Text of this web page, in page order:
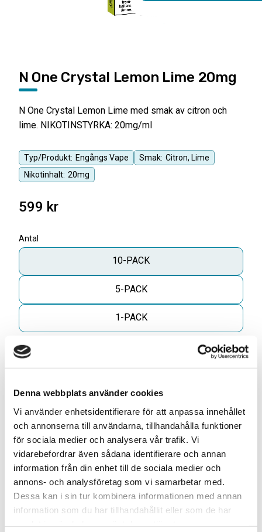
Denna webbplats använder cookies
Vi använder enhetsidentifierare för att anpassa innehållet
och annonserna till användarna, tillhandahålla funktioner
för sociala medier och analysera vår trafik. Vi
vidarebefordrar även sådana identifierare och annan
information från din enhet till de sociala medier och
annons- och analysföretag som vi samarbetar med.
Dessa kan i sin tur kombinera informationen med annan
information som du har tillhandahållit eller som de har
Typ/Produkt: Engångs Vape Smak: Citron, Lime
Nikotinhalt: 20mg
N One Crystal Lemon Lime 20mg
N One Crystal Lemon Lime med smak av citron och
lime. NIKOTINSTYRKA: 20mg/ml
599 kr
Antal
10-PACK
5-PACK
1-PACK
Antal
KÖP
ELLER
Skapa din egen 10-pack blandning* för
749kr